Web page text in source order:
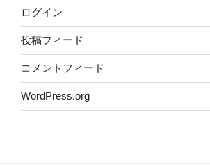
ログイン
投稿フィード
コメントフィード
WordPress.org